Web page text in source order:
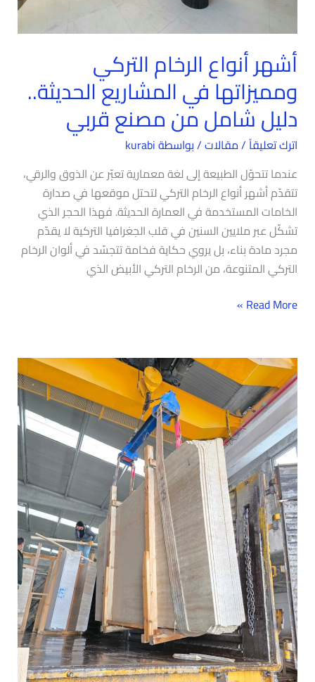
أشهر أنواع الرخام التركي
ومميزاتها في المشاريع الحديثة..
دليل شامل من مصنع قربي
اترك تعليقاً/مقالات/ بواسطةkurabi
عندما تتحوّل الطبيعة إلى لغة معمارية تعبّر عن الذوق والرقي،
تتقدّم أشهر أنواع الرخام التركي لتحتل موقعها في صدارة
الخامات المستخدمة في العمارة الحديثة. فهذا الحجر الذي
تشكّل عبر ملايين السنين في قلب الجغرافيا التركية لا يقدّم
مجرد مادة بناء، بل يروي حكاية فخامة تتجسّد في ألوان الرخام
التركي المتنوعة، من الرخام التركي الأبيض الذي
من
مصنع
قربي
Read More »
مصنع
الرخام
التركي
المعتمد..
إنتاج
وتصدير
مباشر
من
تركيا
عبر
قربي
للرخام